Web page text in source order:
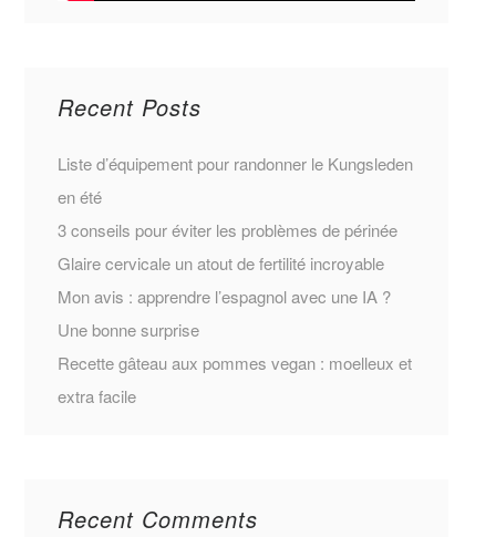
Recent Posts
Liste d’équipement pour randonner le Kungsleden
en été
3 conseils pour éviter les problèmes de périnée
Glaire cervicale un atout de fertilité incroyable
Mon avis : apprendre l’espagnol avec une IA ?
Une bonne surprise
Recette gâteau aux pommes vegan : moelleux et
extra facile
Recent Comments